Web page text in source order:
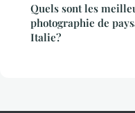
Quels sont les
photographie de
Italie?